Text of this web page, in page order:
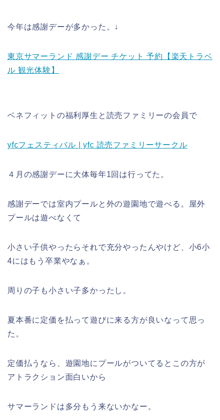
今年は感謝デーが多かった。↓
東京サマーランド 感謝デー チケット 予約【楽天トラベ
ル 観光体験】
ベネフィットの福利厚生と読売ファミリーの会員で
yfcフェスティバル | yfc 読売ファミリーサークル
４月の感謝デーに大体毎年1回は行ってた。
感謝デーでは室内プールと外の遊園地で遊べる。屋外
プールは遊べなくて
小さい子供やったらそれで充分やったんやけど、小6小
4にはもう卒業やなぁ。
周りの子も小さい子多かったし。
夏本番に定価を払って遊びに来る方が良いなって思っ
た。
定価払うなら、遊園地にプールがついてるとこの方が
アトラクション面白いから
サマーランドは多分もう来ないかなー。